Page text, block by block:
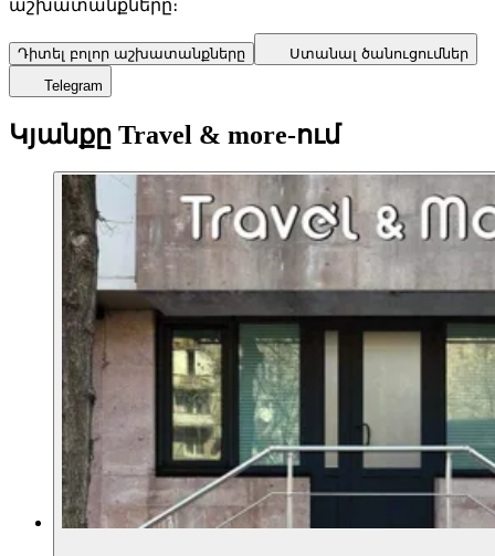
աշխատանքները։
Դիտել բոլոր աշխատանքները
Ստանալ ծանուցումներ
Telegram
Կյանքը Travel & more-ում